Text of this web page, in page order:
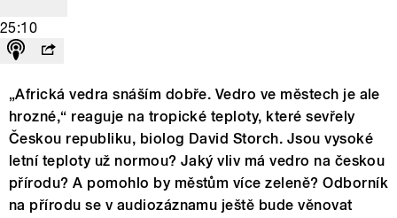
25:10
„Africká vedra snáším dobře. Vedro ve městech je ale
hrozné,“ reaguje na tropické teploty, které sevřely
Českou republiku, biolog David Storch. Jsou vysoké
letní teploty už normou? Jaký vliv má vedro na českou
přírodu? A pomohlo by městům více zeleně? Odborník
na přírodu se v audiozáznamu ještě bude věnovat